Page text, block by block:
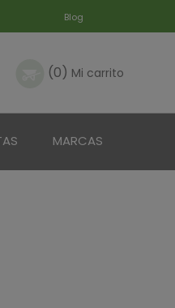
Blog
(0) Mi carrito
MARCAS